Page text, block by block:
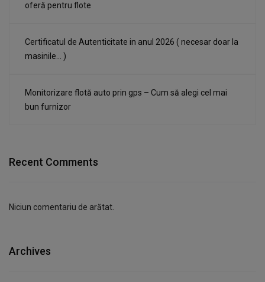
oferă pentru flote
Certificatul de Autenticitate in anul 2026 ( necesar doar la
masinile… )
Monitorizare flotă auto prin gps – Cum să alegi cel mai
bun furnizor
Recent Comments
Niciun comentariu de arătat.
Archives